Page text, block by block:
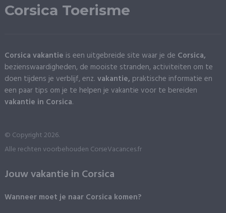
Corsica Toerisme
Corsica vakantie is een uitgebreide site waar je de Corsica,
bezienswaardigheden, de mooiste stranden, activiteiten om te
doen tijdens je verblijf, enz. vakantie, praktische informatie en
een paar tips om je te helpen je vakantie voor te bereiden
vakantie in Corsica.
© Copyright 2026.
Alle rechten voorbehouden CorseVacances.fr
Jouw vakantie in Corsica
Wanneer moet je naar Corsica komen?